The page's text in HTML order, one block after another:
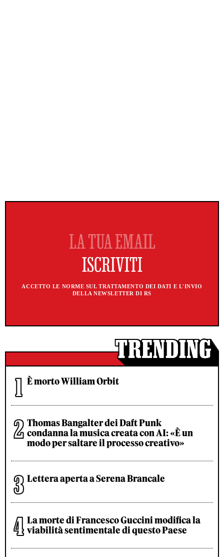
ACCETTO LE NORME SUL TRATTAMENTO DEI DATI E L'INVIO
DELLA NEWSLETTER DI RS
È morto William Orbit
Thomas Bangalter dei Daft Punk
condanna la musica creata con AI: «È un
modo per saltare il processo creativo»
Lettera aperta a Serena Brancale
La morte di Francesco Guccini modifica la
viabilità sentimentale di questo Paese